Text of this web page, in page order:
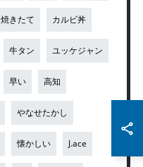
焼きたて カルビ丼
牛タン ユッケジャン
早い 高知
やなせたかし
懐かしい J.ace